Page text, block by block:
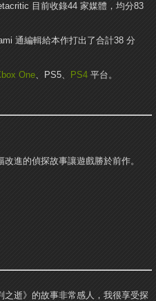
目前收錄44 家媒體，均分83
通編輯給本作打出了合計38 分
One、PS5、 PS4 平台。
進的偵探故事讓遊戲勝於前作。
逝》的故事非常感人，我很享受探